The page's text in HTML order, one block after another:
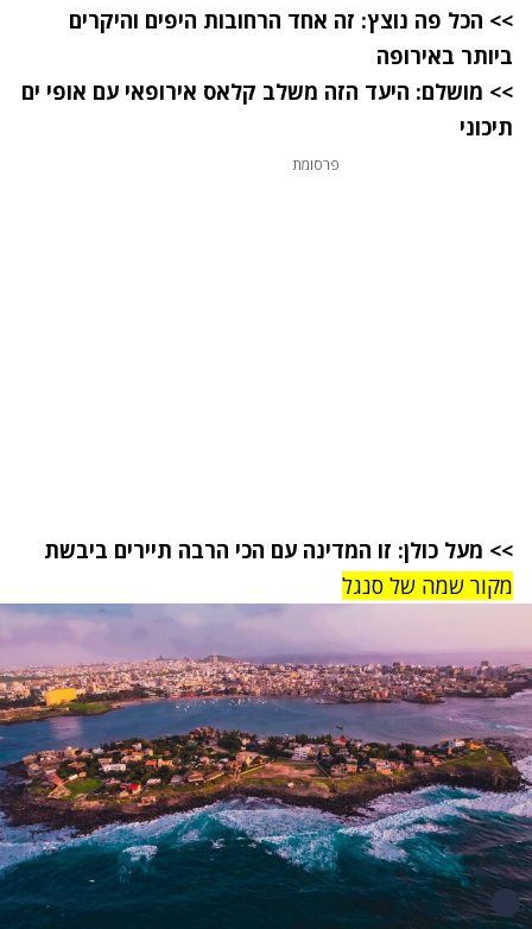
>> הכל פה נוצץ: זה אחד הרחובות היפים והיקרים
ביותר באירופה
>> מושלם: היעד הזה משלב קלאס אירופאי עם אופי ים
תיכוני
פרסומת
>> מעל כולן: זו המדינה עם הכי הרבה תיירים ביבשת
מקור שמה של סנגל